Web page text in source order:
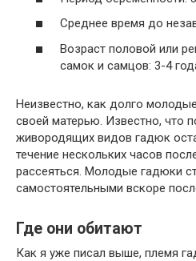
Среднее время до
Возраст половой или
самок и самцов: 3-4
Неизвестно, как долго
своей матерью. Известно, что
живородящих видов гадюк
течение нескольких часов
рассеяться. Молодые гадюки
самостоятельными вскоре
Где они обитают
Как я уже писал выше, племя